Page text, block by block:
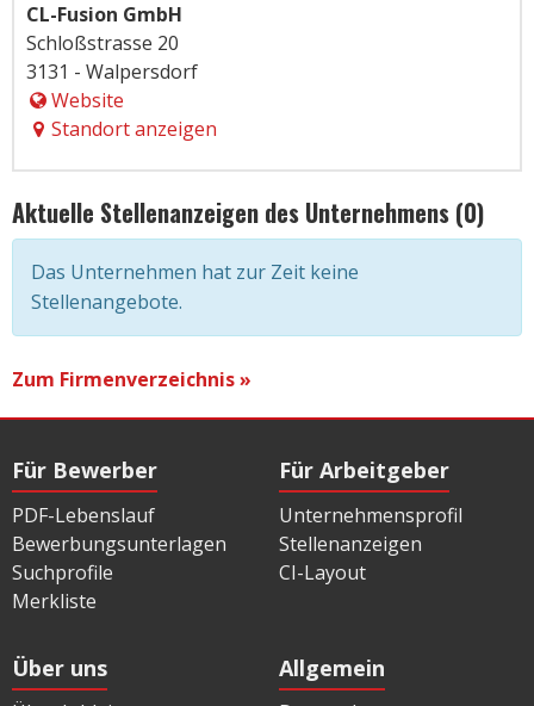
CL-Fusion GmbH
Schloßstrasse 20
3131 - Walpersdorf
Website
Standort anzeigen
Aktuelle Stellenanzeigen des Unternehmens (0)
Das Unternehmen hat zur Zeit keine
Stellenangebote.
Zum Firmenverzeichnis »
Für Bewerber
PDF-Lebenslauf
Bewerbungsunterlagen
Suchprofile
Merkliste
Für Arbeitgeber
Unternehmensprofil
Stellenanzeigen
CI-Layout
Über uns Allgemein